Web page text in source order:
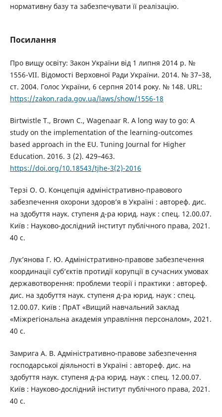
нормативну базу та забезпечувати її реалізацію.
Посилання
Про вищу освіту: Закон України від 1 липня 2014 р. №
1556-VII. Відомості Верховної Ради України. 2014. № 37–38,
ст. 2004. Голос України, 6 серпня 2014 року. № 148. URL:
https://zakon.rada.gov.ua/laws/show/1556-18
Birtwistle T., Brown C., Wagenaar R. A long way to go: A
study on the implementation of the learning-outcomes
based approach in the EU. Tuning Journal for Higher
Education. 2016. 3 (2). 429–463.
https://doi.org/10.18543/tjhe-3(2)-2016
Терзі О. О. Концепція адміністративно-правового
забезпечення охорони здоров’я в Україні : автореф. дис.
на здобуття наук. ступеня д-ра юрид. наук : спец. 12.00.07.
Київ : Науково-дослідний інститут публічного права, 2021.
40 с.
Лук’янова Г. Ю. Адміністративно-правове забезпечення
координації суб’єктів протидії корупції в сучасних умовах
державотворення: проблеми теорії і практики : автореф.
дис. на здобуття наук. ступеня д-ра юрид. наук : спец.
12.00.07. Київ : ПрАТ «Вищий навчальний заклад
«Міжрегіональна академія управління персоналом», 2021.
40 с.
Замрига А. В. Адміністративно-правове забезпечення
господарської діяльності в Україні : автореф. дис. на
здобуття наук. ступеня д-ра юрид. наук : спец. 12.00.07.
Київ : Науково-дослідний інститут публічного права, 2021.
40 с.